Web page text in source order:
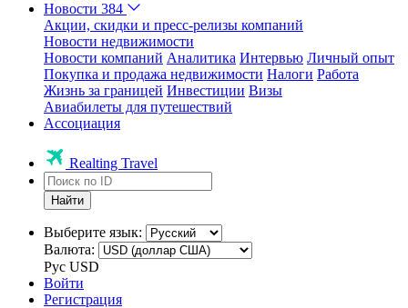
Новости 384
Акции, скидки и пресс-релизы компаний
Новости недвижимости
Новости компаний Аналитика Интервью Личный опыт
Покупка и продажа недвижимости Налоги Работа
Жизнь за границей Инвестиции Визы
Авиабилеты для путешествий
Ассоциация
Realting Travel
Найти
Выберите язык:
Валюта:
Рус USD
Войти
Регистрация